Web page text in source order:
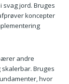
jord. Bruges
koncepter
andre
Bruges
hvor